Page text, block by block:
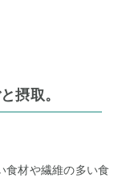
摂取。
食材や繊維の多い食